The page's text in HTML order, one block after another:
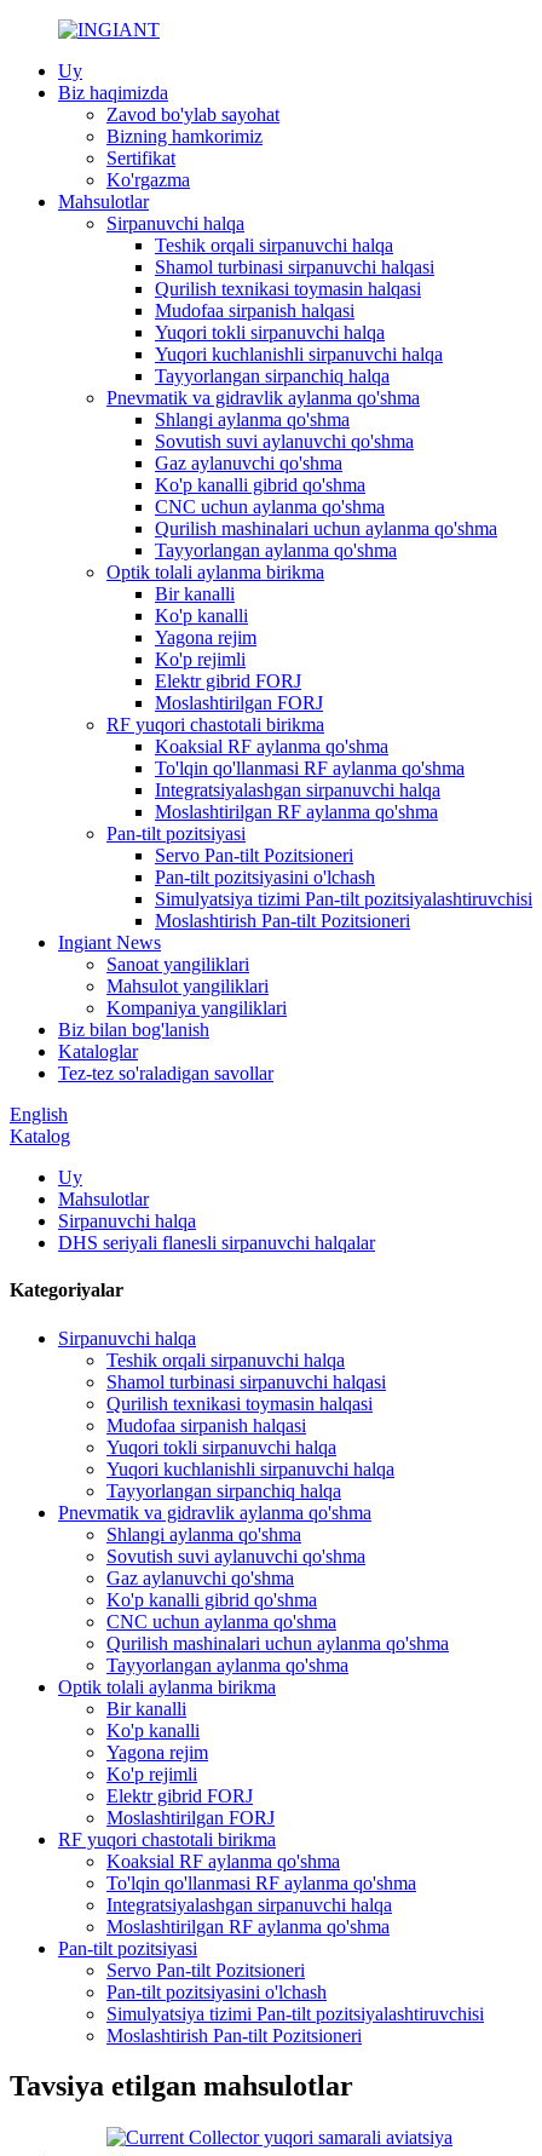
Uy
Biz haqimizda
Zavod bo'ylab sayohat
Bizning hamkorimiz
Sertifikat
Ko'rgazma
Mahsulotlar
Sirpanuvchi halqa
Teshik orqali sirpanuvchi halqa
Shamol turbinasi sirpanuvchi halqasi
Qurilish texnikasi toymasin halqasi
Mudofaa sirpanish halqasi
Yuqori tokli sirpanuvchi halqa
Yuqori kuchlanishli sirpanuvchi halqa
Tayyorlangan sirpanchiq halqa
Pnevmatik va gidravlik aylanma qo'shma
Shlangi aylanma qo'shma
Sovutish suvi aylanuvchi qo'shma
Gaz aylanuvchi qo'shma
Ko'p kanalli gibrid qo'shma
CNC uchun aylanma qo'shma
Qurilish mashinalari uchun aylanma qo'shma
Tayyorlangan aylanma qo'shma
Optik tolali aylanma birikma
Bir kanalli
Ko'p kanalli
Yagona rejim
Ko'p rejimli
Elektr gibrid FORJ
Moslashtirilgan FORJ
RF yuqori chastotali birikma
Koaksial RF aylanma qo'shma
To'lqin qo'llanmasi RF aylanma qo'shma
Integratsiyalashgan sirpanuvchi halqa
Moslashtirilgan RF aylanma qo'shma
Pan-tilt pozitsiyasi
Servo Pan-tilt Pozitsioneri
Pan-tilt pozitsiyasini o'lchash
Simulyatsiya tizimi Pan-tilt pozitsiyalashtiruvchisi
Moslashtirish Pan-tilt Pozitsioneri
Ingiant News
Sanoat yangiliklari
Mahsulot yangiliklari
Kompaniya yangiliklari
Biz bilan bog'lanish
Kataloglar
Tez-tez so'raladigan savollar
English
Katalog
Uy
Mahsulotlar
Sirpanuvchi halqa
DHS seriyali flanesli sirpanuvchi halqalar
Kategoriyalar
Sirpanuvchi halqa
Teshik orqali sirpanuvchi halqa
Shamol turbinasi sirpanuvchi halqasi
Qurilish texnikasi toymasin halqasi
Mudofaa sirpanish halqasi
Yuqori tokli sirpanuvchi halqa
Yuqori kuchlanishli sirpanuvchi halqa
Tayyorlangan sirpanchiq halqa
Pnevmatik va gidravlik aylanma qo'shma
Shlangi aylanma qo'shma
Sovutish suvi aylanuvchi qo'shma
Gaz aylanuvchi qo'shma
Ko'p kanalli gibrid qo'shma
CNC uchun aylanma qo'shma
Qurilish mashinalari uchun aylanma qo'shma
Tayyorlangan aylanma qo'shma
Optik tolali aylanma birikma
Bir kanalli
Ko'p kanalli
Yagona rejim
Ko'p rejimli
Elektr gibrid FORJ
Moslashtirilgan FORJ
RF yuqori chastotali birikma
Koaksial RF aylanma qo'shma
To'lqin qo'llanmasi RF aylanma qo'shma
Integratsiyalashgan sirpanuvchi halqa
Moslashtirilgan RF aylanma qo'shma
Pan-tilt pozitsiyasi
Servo Pan-tilt Pozitsioneri
Pan-tilt pozitsiyasini o'lchash
Simulyatsiya tizimi Pan-tilt pozitsiyalashtiruvchisi
Moslashtirish Pan-tilt Pozitsioneri
Tavsiya etilgan mahsulotlar